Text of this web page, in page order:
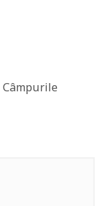
Câmpurile